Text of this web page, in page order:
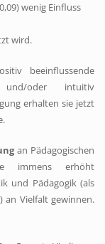
wenig Einfluss
wird.
beeinflussende
oder intuitiv
erhalten sie jetzt
an Pädagogischen
immens erhöht
und Pädagogik (als
an Vielfalt gewinnen.